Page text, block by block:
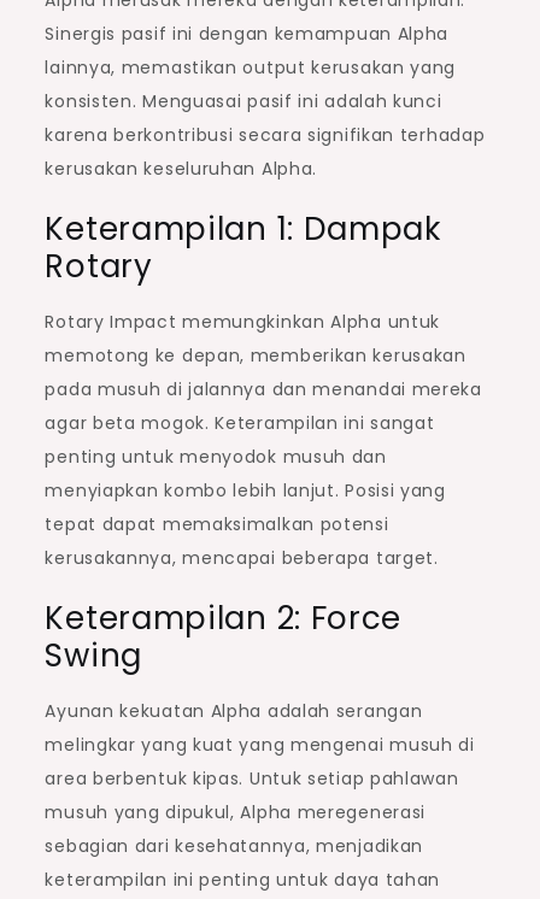
Sinergis pasif ini dengan kemampuan Alpha
lainnya, memastikan output kerusakan yang
konsisten. Menguasai pasif ini adalah kunci
karena berkontribusi secara signifikan terhadap
kerusakan keseluruhan Alpha.
Keterampilan 1: Dampak
Rotary
Rotary Impact memungkinkan Alpha untuk
memotong ke depan, memberikan kerusakan
pada musuh di jalannya dan menandai mereka
agar beta mogok. Keterampilan ini sangat
penting untuk menyodok musuh dan
menyiapkan kombo lebih lanjut. Posisi yang
tepat dapat memaksimalkan potensi
kerusakannya, mencapai beberapa target.
Keterampilan 2: Force
Swing
Ayunan kekuatan Alpha adalah serangan
melingkar yang kuat yang mengenai musuh di
area berbentuk kipas. Untuk setiap pahlawan
musuh yang dipukul, Alpha meregenerasi
sebagian dari kesehatannya, menjadikan
keterampilan ini penting untuk daya tahan